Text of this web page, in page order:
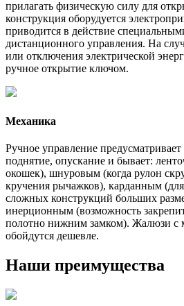
прилагать физическую силу для
конструкция оборудуется
приводится в действие
дистанционного управления. На
или отключения электрической
ручное открытие ключом.
Механика
Ручное управление предусматривает
поднятие, опускание и бывает:
окошек), шнуровым (когда рулон
кручения рычажков), карданным
сложных конструкций больших
инерционным (возможность
полотно нижним замком). Жалюзи с
обойдутся дешевле.
Наши преимущества